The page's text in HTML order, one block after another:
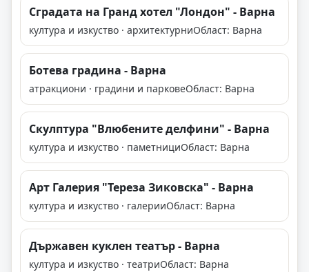
Сградата на Гранд хотел "Лондон" - Варна
култура и изкуство · архитектурниОбласт: Варна
Ботева градина - Варна
атракциони · градини и парковеОбласт: Варна
Скулптура "Влюбените делфини" - Варна
култура и изкуство · паметнициОбласт: Варна
Арт Галерия "Тереза Зиковска" - Варна
култура и изкуство · галерииОбласт: Варна
Държавен куклен театър - Варна
култура и изкуство · театриОбласт: Варна